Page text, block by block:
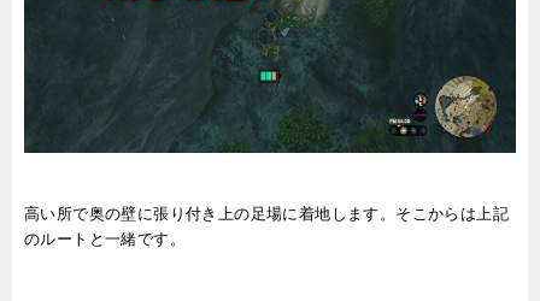
高い所で奥の壁に張り付き上の足場に着地します。そこからは上記
のルートと一緒です。